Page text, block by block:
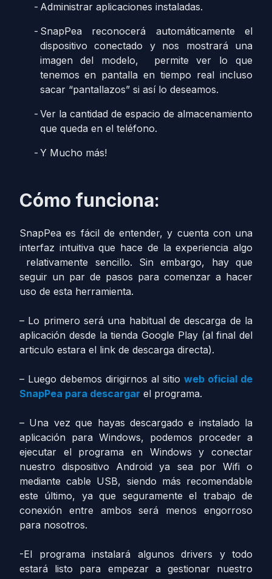
Administrar aplicaciones instaladas.
SnapPea reconocerá automáticamente el
dispositivo conectado y nos mostrará una
imagen del modelo, permite ver lo que
tenemos en pantalla en tiempo real incluso
sacar “pantallazos” si así lo deseamos.
Ver la cantidad de espacio de almacenamiento
que queda en el teléfono.
Y Mucho más!
Cómo funciona:
SnapPea es fácil de entender, y cuenta con una
interfaz intuitiva que hace de la experiencia algo
relativamente sencillo. Sin embargo, hay que
seguir un par de pasos para comenzar a hacer
uso de esta herramienta.
– Lo primero será una habitual de descarga de la
aplicación desde la tienda Google Play (al final del
articulo estara el link de descarga directa).
– Luego debemos dirigirnos al sitio web oficial de
SnapPea para descargar el programa.
– Una vez que hayas descargado e instalado la
aplicación para Windows, podemos proceder a
ejecutar el programa en Windows y conectar
nuestro dispositivo Android ya sea por Wifi o
mediante cable USB, siendo más recomendable
este último, ya que seguramente el trabajo de
conexión entre ambos será menos engorroso
para nosotros.
-El programa instalará algunos drivers y todo
estará listo para empezar a gestionar nuestro